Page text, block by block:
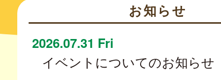
お知らせ
2026.07.31 Fri
イベントについてのお知らせ